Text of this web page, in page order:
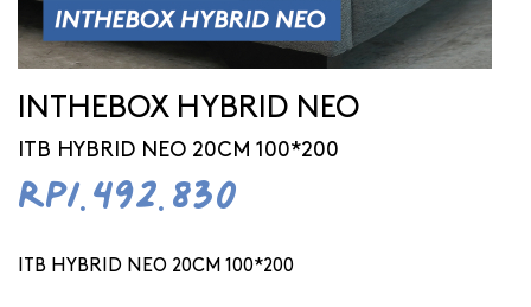
INTHEBOX HYBRID NEO
ITB HYBRID NEO 20CM 100*200
Rp1.492.830
ITB HYBRID NEO 20CM 100*200